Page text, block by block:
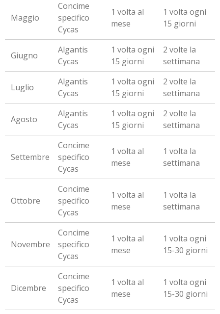
Maggio
Concime
specifico
Cycas
1 volta al
mese
1 volta ogni
15 giorni
Giugno
Algantis
Cycas
1 volta ogni
15 giorni
2 volte la
settimana
Luglio
Algantis
Cycas
1 volta ogni
15 giorni
2 volte la
settimana
Agosto
Algantis
Cycas
1 volta ogni
15 giorni
2 volte la
settimana
Settembre
Concime
specifico
Cycas
1 volta al
mese
1 volta la
settimana
Ottobre
Concime
specifico
Cycas
1 volta al
mese
1 volta la
settimana
Novembre
Concime
specifico
Cycas
1 volta al
mese
1 volta ogni
15-30 giorni
Dicembre
Concime
specifico
Cycas
1 volta al
mese
1 volta ogni
15-30 giorni